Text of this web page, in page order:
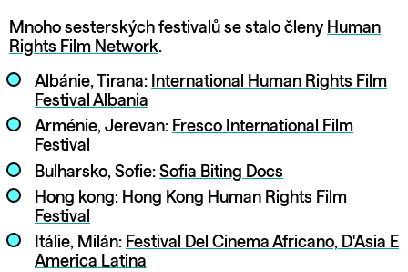
Mnoho sesterských festivalů se stalo členy Human
Rights Film Network.
Albánie, Tirana: International Human Rights Film
Festival Albania
Arménie, Jerevan: Fresco International Film
Festival
Bulharsko, Sofie: Sofia Biting Docs
Hong kong: Hong Kong Human Rights Film
Festival
Itálie, Milán: Festival Del Cinema Africano, D'Asia E
America Latina